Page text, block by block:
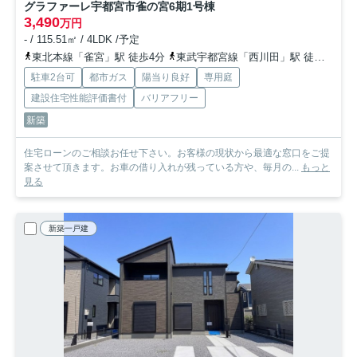
グラファーレ宇都宮市雀の宮6期1号棟
3,490万円
- / 115.51㎡ / 4LDK /予定
東北本線「雀宮」駅 徒歩4分
東武宇都宮線「西川田」駅 徒歩44分
駐車2台可 都市ガス 陽当り良好
専用庭
建設住宅性能評価書付
バリアフリー
新築
住宅ローンのご相談お任せ下さい。お客様の現状から最適な窓口をご提
案させて頂きます。お車の借り入れが残っている方や、毎月の... もっと
見る
新築一戸建